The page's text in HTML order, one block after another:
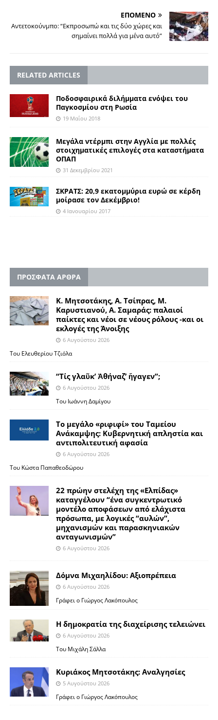
ΕΠΟΜΕΝΟ
Αντετοκούνμπο: “Εκπροσωπώ και τις δύο χώρες και
σημαίνει πολλά για μένα αυτό”
RELATED ARTICLES
Ποδοσφαιρικά διλήμματα ενόψει του
Παγκοσμίου στη Ρωσία
19 Μαΐου 2018
Μεγάλα ντέρμπι στην Αγγλία με πολλές
στοιχηματικές επιλογές στα καταστήματα
OΠΑΠ
31 Δεκεμβρίου 2021
ΣΚΡΑΤΣ: 20,9 εκατομμύρια ευρώ σε κέρδη
μοίρασε τον Δεκέμβριο!
4 Ιανουαρίου 2017
ΠΡΟΣΦΑΤΑ ΑΡΘΡΑ
Κ. Μητσοτάκης, Α. Τσίπρας, Μ.
Καρυστιανού, Α. Σαμαράς: παλαιοί
παίκτες και νέοι σε νέους ρόλους -και οι
εκλογές της Άνοιξης
6 Αυγούστου 2026
Του Ελευθερίου Τζιόλα
“Τίς γλαῦκ’ Ἀθήναζ’ ἤγαγεν”;
6 Αυγούστου 2026
Του Ιωάννη Δαμίγου
Το μεγάλο «ριφιφί» του Ταμείου
Ανάκαμψης: Κυβερνητική απληστία και
αντιπολιτευτική αφασία
6 Αυγούστου 2026
Του Κώστα Παπαθεοδώρου
22 πρώην στελέχη της «Ελπίδας»
καταγγέλουν “ένα συγκεντρωτικό
μοντέλο αποφάσεων από ελάχιστα
πρόσωπα, με λογικές “αυλών”,
μηχανισμών και παρασκηνιακών
ανταγωνισμών”
6 Αυγούστου 2026
Δόμνα Μιχαηλίδου: Αξιοπρέπεια
6 Αυγούστου 2026
Γράφει ο Γιώργος Λακόπουλος
Η δημοκρατία της διαχείρισης τελειώνει
6 Αυγούστου 2026
Του Μιχάλη Σάλλα
Κυριάκος Μητσοτάκης: Αναλγησίες
5 Αυγούστου 2026
Γράφει ο Γιώργος Λακόπουλος